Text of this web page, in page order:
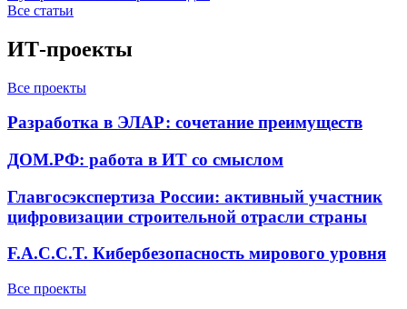
Все статьи
ИТ-проекты
Все проекты
Разработка в ЭЛАР: сочетание преимуществ
ДОМ.РФ: работа в ИТ со смыслом
Главгосэкспертиза России: активный участник
цифровизации строительной отрасли страны
F.A.C.C.T. Кибербезопасность мирового уровня
Все проекты